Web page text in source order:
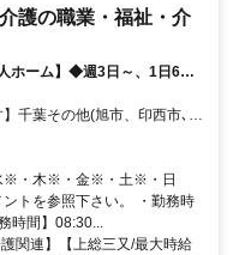
護の職業・福祉・介
ホーム】◆週3日～、1日6時
千葉その他(旭市、印西市､市
※・木※・金※・土※・日
トを参照下さい。 ・勤務時
時間】08:30...
関連】【上総三又/最大時給